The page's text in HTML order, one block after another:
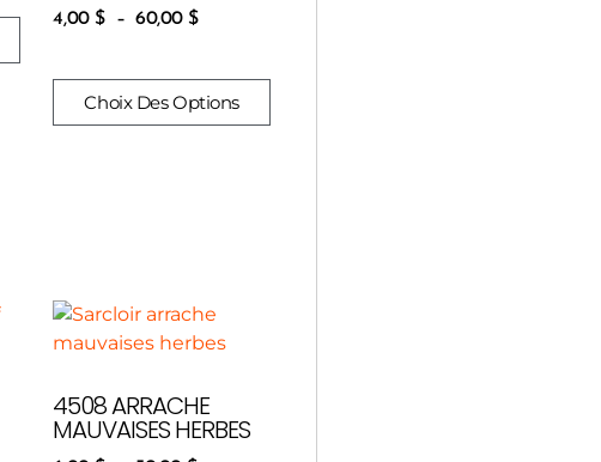
4,00 $ – 60,00 $
Choix Des Options
4508 ARRACHE
MAUVAISES HERBES